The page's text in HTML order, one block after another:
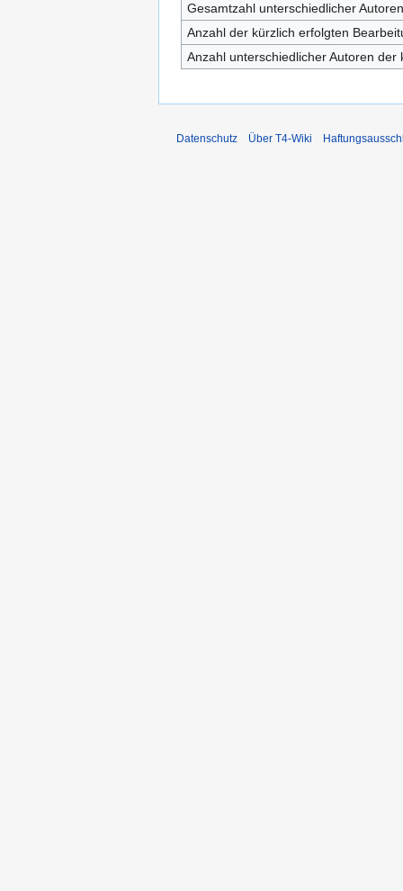
Gesamtzahl unterschiedlicher Autoren
Anzahl der kürzlich erfolgten
Anzahl unterschiedlicher Autoren
Datenschutz Über T4-Wiki